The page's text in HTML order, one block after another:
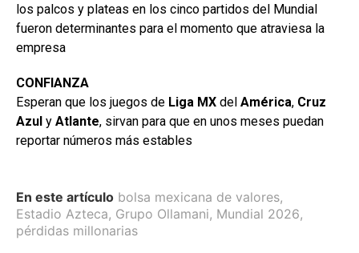
los palcos y plateas en los cinco partidos del Mundial
fueron determinantes para el momento que atraviesa la
empresa
CONFIANZA
Esperan que los juegos de Liga MX del América, Cruz
Azul y Atlante, sirvan para que en unos meses puedan
reportar números más estables
En este artículo bolsa mexicana de valores,
Estadio Azteca, Grupo Ollamani, Mundial 2026,
pérdidas millonarias